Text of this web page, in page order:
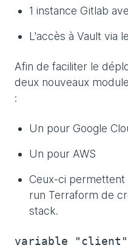
1 instance Gitlab
L'accès à Vault via
Afin de faciliter le
deux nouveaux
:
Un pour Google
Un pour AWS
Ceux-ci permettent
run Terraform de
stack.
variable